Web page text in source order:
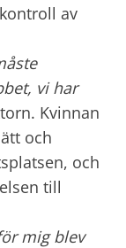
av
vi har
Kvinnan
och
och
till
mig blev